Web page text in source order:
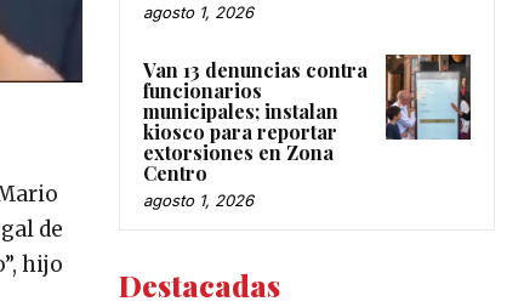
de
hijo
agosto 1, 2026
Van 13 denuncias contra
funcionarios
municipales; instalan
kiosco para reportar
extorsiones en Zona
Centro
agosto 1, 2026
Destacadas